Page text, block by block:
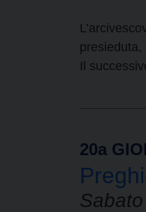
presieduta,
Il
20a